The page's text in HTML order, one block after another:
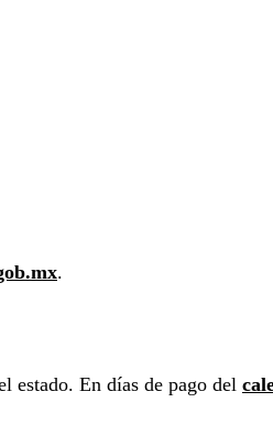
.
estado. En días de pago del